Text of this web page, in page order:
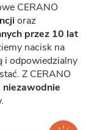
CERANO
oraz
przez 10 lat
nacisk na
i odpowiedzialny
Z CERANO
niezawodnie